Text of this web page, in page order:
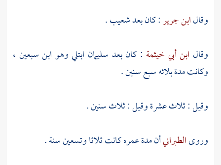
وقالابن جرير: كان بعدشعيب.
وقال ابن أبي خيثمة : كان بعد سليمان ابتلي وهو ابن سبعين ،
وكانت مدة بلائه سبع سنين .
وقيل : ثلاث عشرة وقيل : ثلاث سنين .
وروىالطبرانيأن مدة عمره كانت ثلاثا وتسعين سنة .